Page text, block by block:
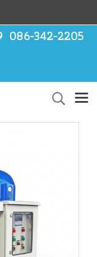
086-342-2205